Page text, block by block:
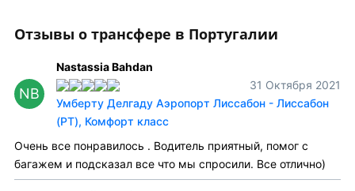
Отзывы о трансфере в Португалии
NB
Nastassia Bahdan
31 Октября 2021
Умберту Делгаду Аэропорт Лиссабон - Лиссабон
(PT), Комфорт класс
Очень все понравилось . Водитель приятный, помог с
багажем и подсказал все что мы спросили. Все отлично)